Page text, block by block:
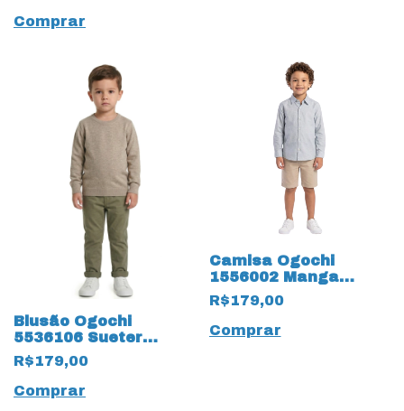
Comprar
Blusão Ogochi
5536106 Sueter
Infantil em Tricot
Slim 19682 Areia
R$179,00
Comprar
Camisa Ogochi
1556002 Manga
Longa Slim 19801
19802 Infantil
R$179,00
Comprar